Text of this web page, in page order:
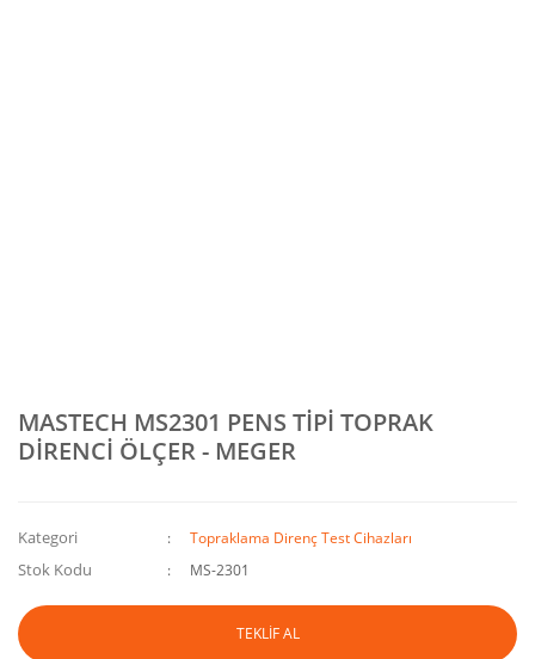
MASTECH MS2301 PENS TİPİ TOPRAK
DİRENCİ ÖLÇER - MEGER
Kategori Topraklama Direnç Test Cihazları
Stok Kodu MS-2301
TEKLİF AL